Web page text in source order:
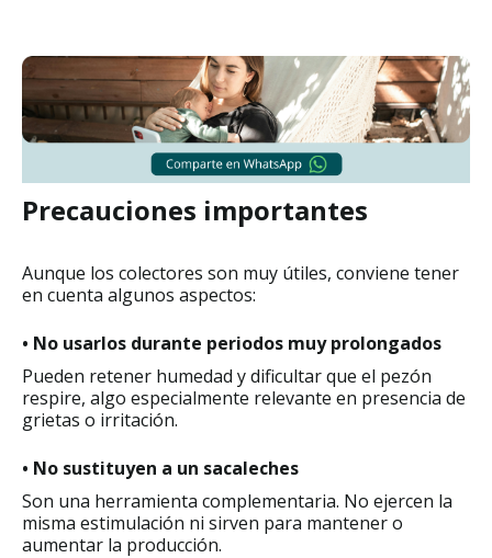
Precauciones importantes
Aunque los colectores son muy útiles, conviene tener
en cuenta algunos aspectos:
• No usarlos durante periodos muy prolongados
Pueden retener humedad y dificultar que el pezón
respire, algo especialmente relevante en presencia de
grietas o irritación.
• No sustituyen a un sacaleches
Son una herramienta complementaria. No ejercen la
misma estimulación ni sirven para mantener o
aumentar la producción.